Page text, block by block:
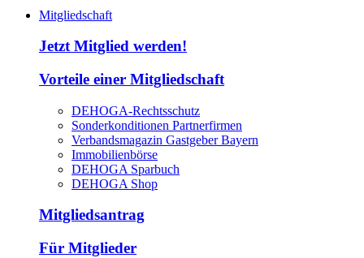
Mitgliedschaft
Jetzt Mitglied werden!
Vorteile einer Mitgliedschaft
DEHOGA-Rechtsschutz
Sonderkonditionen Partnerfirmen
Verbandsmagazin Gastgeber Bayern
Immobilienbörse
DEHOGA Sparbuch
DEHOGA Shop
Mitgliedsantrag
Für Mitglieder